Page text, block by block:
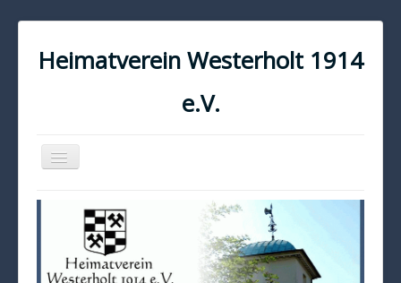
Heimatverein Westerholt 1914
e.V.
Navigation
an/aus
KONTAKT
IMPRESSUM